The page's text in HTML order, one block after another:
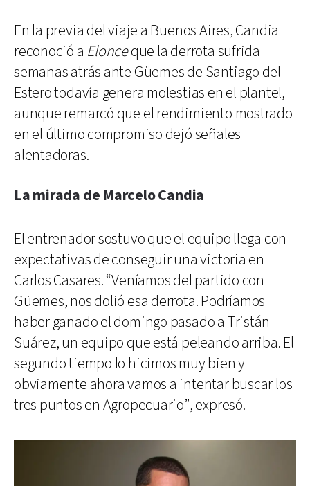
En la previa del viaje a Buenos Aires, Candia
reconoció a Elonceque la derrota sufrida
semanas atrás ante Güemes de Santiago del
Estero todavía genera molestias en el plantel,
aunque remarcó que el rendimiento mostrado
en el último compromiso dejó señales
alentadoras.
La mirada de Marcelo Candia
El entrenador sostuvo que el equipo llega con
expectativas de conseguir una victoria en
Carlos Casares. “Veníamos del partido con
Güemes, nos dolió esa derrota. Podríamos
haber ganado el domingo pasado a Tristán
Suárez, un equipo que está peleando arriba. El
segundo tiempo lo hicimos muy bien y
obviamente ahora vamos a intentar buscar los
tres puntos en Agropecuario”, expresó.